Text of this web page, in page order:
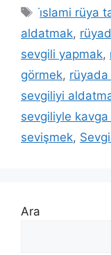
i̇slami rüya
aldatmak,
sevgili yapmak,
görmek,
sevgiliyi
sevgiliyle
sevişmek,
Ara